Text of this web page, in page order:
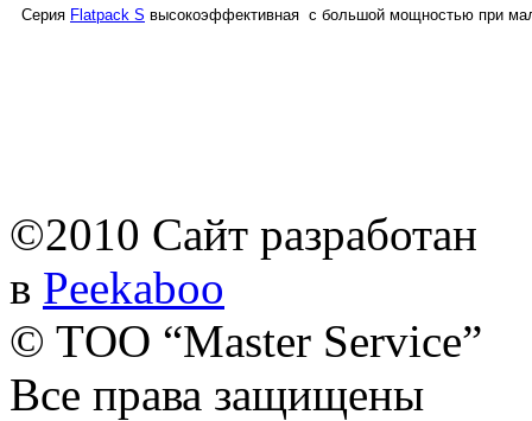
Серия Flatpack S высокоэффективная с большой мощностью при
©2010 Сайт разработан
в Peekaboo
© TОО “Master Service”
Все права защищены